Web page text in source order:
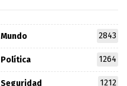
Mundo 2843
Política 1264
Seguridad 1212